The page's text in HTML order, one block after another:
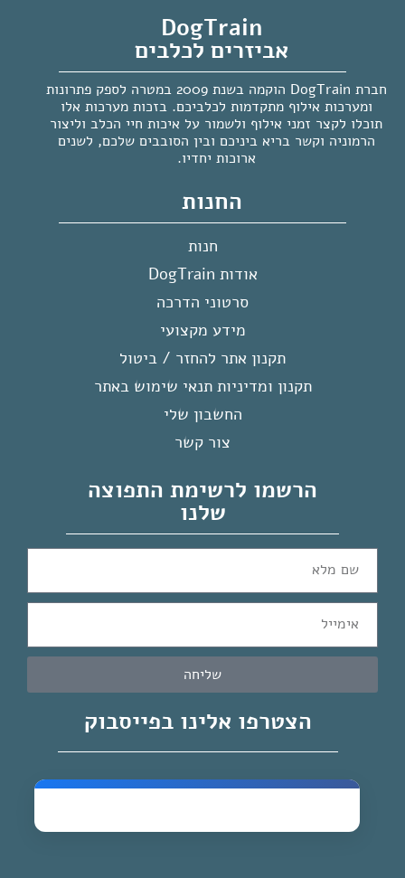
DogTrain
אביזרים לכלבים
חברת DogTrain הוקמה בשנת 2009 במטרה לספק פתרונות
ומערכות אילוף מתקדמות לכלביכם. בזכות מערכות אלו
תוכלו לקצר זמני אילוף ולשמור על איכות חיי הכלב וליצור
הרמוניה וקשר בריא ביניכם ובין הסובבים שלכם, לשנים
ארוכות יחדיו.
החנות
חנות
אודות DogTrain
סרטוני הדרכה
מידע מקצועי
תקנון אתר להחזר / ביטול
תקנון ומדיניות תנאי שימוש באתר
החשבון שלי
צור קשר
הרשמו לרשימת התפוצה
שלנו
שליחה
הצטרפו אלינו בפייסבוק